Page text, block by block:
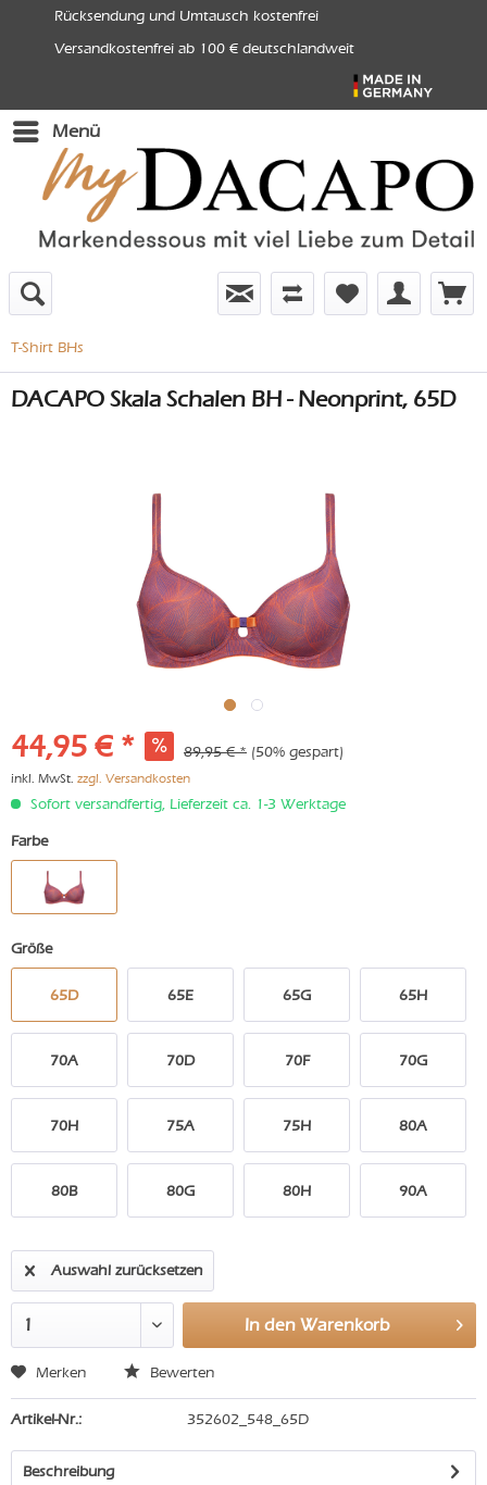
Rücksendung und Umtausch kostenfrei
Versandkostenfrei ab 100 € deutschlandweit
Menü
T-Shirt BHs
DACAPO Skala Schalen BH - Neonprint, 65D
44,95 € * 89,95 € * (50% gespart)
inkl. MwSt. zzgl. Versandkosten
Sofort versandfertig, Lieferzeit ca. 1-3 Werktage
Farbe
Größe
65D 65E 65G 65H
70A 70D 70F 70G
70H 75A 75H 80A
80B 80G 80H 90A
Auswahl zurücksetzen
In den Warenkorb
Merken Bewerten
Artikel-Nr.: 352602_548_65D
Beschreibung